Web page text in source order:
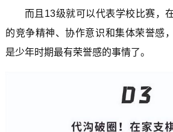
而且13级就可以代表学校比赛，
的竞争精神、协作意识和集体荣誉感
是少年时期最有荣誉感的事情了。